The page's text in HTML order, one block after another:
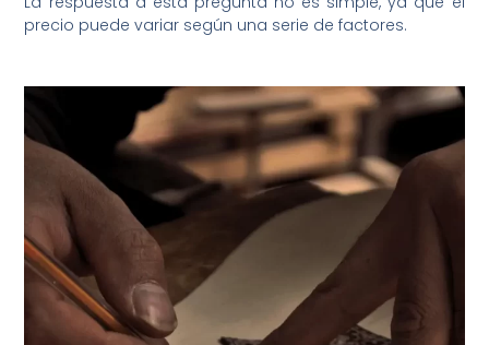
precio puede variar según una serie de factores.